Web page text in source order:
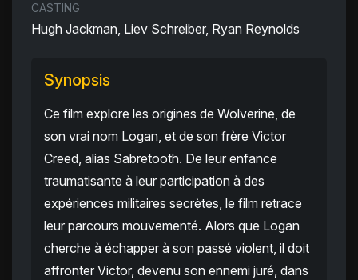
CASTING
Hugh Jackman, Liev Schreiber, Ryan Reynolds
Synopsis
Ce film explore les origines de Wolverine, de
son vrai nom Logan, et de son frère Victor
Creed, alias Sabretooth. De leur enfance
traumatisante à leur participation à des
expériences militaires secrètes, le film retrace
leur parcours mouvementé. Alors que Logan
cherche à échapper à son passé violent, il doit
affronter Victor, devenu son ennemi juré, dans